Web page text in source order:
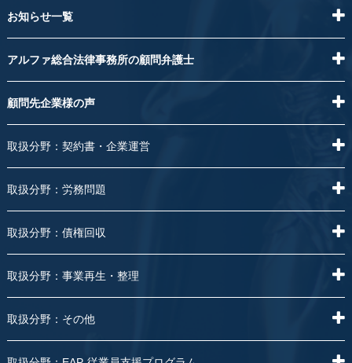
お知らせ一覧
アルファ総合法律事務所の顧問弁護士
顧問先企業様の声
取扱分野：契約書・企業運営
取扱分野：労務問題
取扱分野：債権回収
取扱分野：事業再生・整理
取扱分野：その他